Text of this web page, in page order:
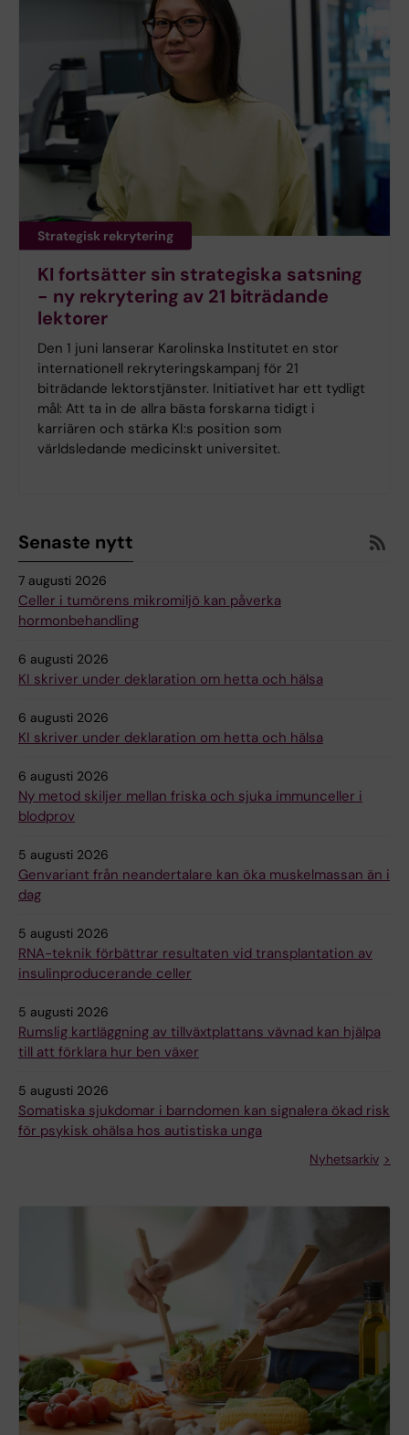
Strategisk rekrytering
KI fortsätter sin strategiska satsning
- ny rekrytering av 21 biträdande
lektorer
Den 1 juni lanserar Karolinska Institutet en stor
internationell rekryteringskampanj för 21
biträdande lektorstjänster. Initiativet har ett tydligt
mål: Att ta in de allra bästa forskarna tidigt i
karriären och stärka KI:s position som
världsledande medicinskt universitet.
Senaste nytt
7 augusti 2026
Celler i tumörens mikromiljö kan påverka
hormonbehandling
6 augusti 2026
KI skriver under deklaration om hetta och hälsa
6 augusti 2026
KI skriver under deklaration om hetta och hälsa
6 augusti 2026
Ny metod skiljer mellan friska och sjuka immunceller i
blodprov
5 augusti 2026
Genvariant från neandertalare kan öka muskelmassan än i
dag
5 augusti 2026
RNA-teknik förbättrar resultaten vid transplantation av
insulinproducerande celler
5 augusti 2026
Rumslig kartläggning av tillväxtplattans vävnad kan hjälpa
till att förklara hur ben växer
5 augusti 2026
Somatiska sjukdomar i barndomen kan signalera ökad risk
för psykisk ohälsa hos autistiska unga
Nyhetsarkiv